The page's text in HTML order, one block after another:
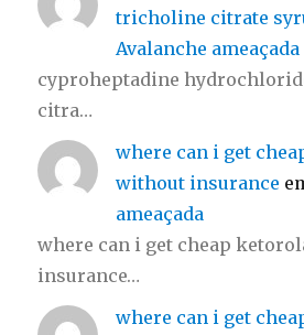
tricholine citrate
Avalanche ameaçada
cyproheptadine
citra…
where can i get
without insurance
ameaçada
where can i get cheap
insurance…
where can i get